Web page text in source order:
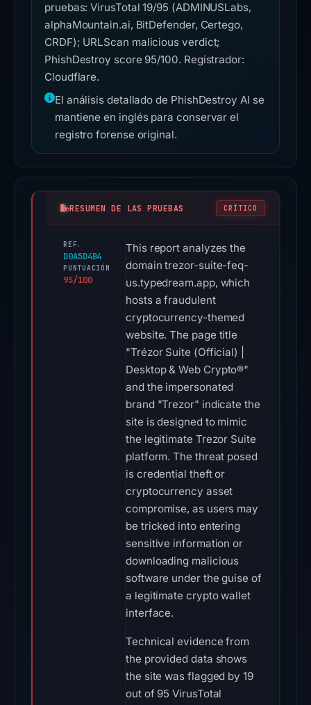
pruebas: VirusTotal 19/95 (ADMINUSLabs,
alphaMountain.ai, BitDefender, Certego,
CRDF); URLScan malicious verdict;
PhishDestroy score 95/100. Registrador:
Cloudflare.
El análisis detallado de PhishDestroy AI se
mantiene en inglés para conservar el
registro forense original.
RESUMEN DE LAS PRUEBAS CRÍTICO
REF.
D0A5D4B4
PUNTUACIÓN
95/100
This report analyzes the
domain trezor-suite-feq-
us.typedream.app, which
hosts a fraudulent
cryptocurrency-themed
website. The page title
"Trézor Suite (Official) |
Desktop & Web Crypto®"
and the impersonated
brand "Trezor" indicate the
site is designed to mimic
the legitimate Trezor Suite
platform. The threat posed
is credential theft or
cryptocurrency asset
compromise, as users may
be tricked into entering
sensitive information or
downloading malicious
software under the guise of
a legitimate crypto wallet
interface.
Technical evidence from
the provided data shows
the site was flagged by 19
out of 95 VirusTotal